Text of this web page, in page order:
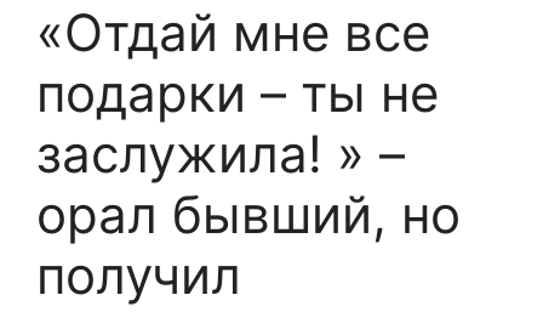
«Отдай мне все
подарки – ты не
заслужила! » –
орал бывший, но
получил